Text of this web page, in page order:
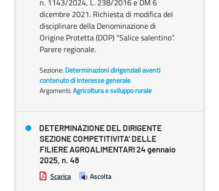
n. 1143/2024, L. 238/2016 e DM 6
dicembre 2021. Richiesta di modifica del
disciplinare della Denominazione di
Origine Protetta (DOP) “Salice salentino”.
Parere regionale.
Sezione: Determinazioni dirigenziali aventi
contenuto di interesse generale
Argomenti:Agricoltura e sviluppo rurale
DETERMINAZIONE DEL DIRIGENTE
SEZIONE COMPETITIVITA’ DELLE
FILIERE AGROALIMENTARI 24 gennaio
2025, n. 48
Scarica Ascolta